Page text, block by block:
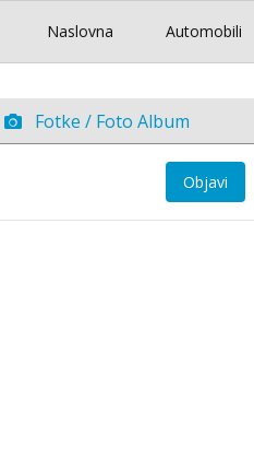
Naslovna Automobili
Fotke / Foto Album
Objavi